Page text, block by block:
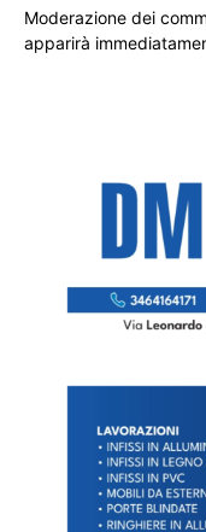
Moderazione dei
apparirà